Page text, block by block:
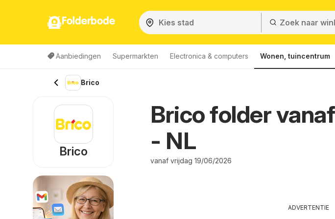
Folderbode
Aanbiedingen Supermarkten Electronica & computers Wonen, tuincentrum
Brico
Brico folder
- NL
vanaf vrijdag 19/06/2026
ADVERTENTIE
Brico